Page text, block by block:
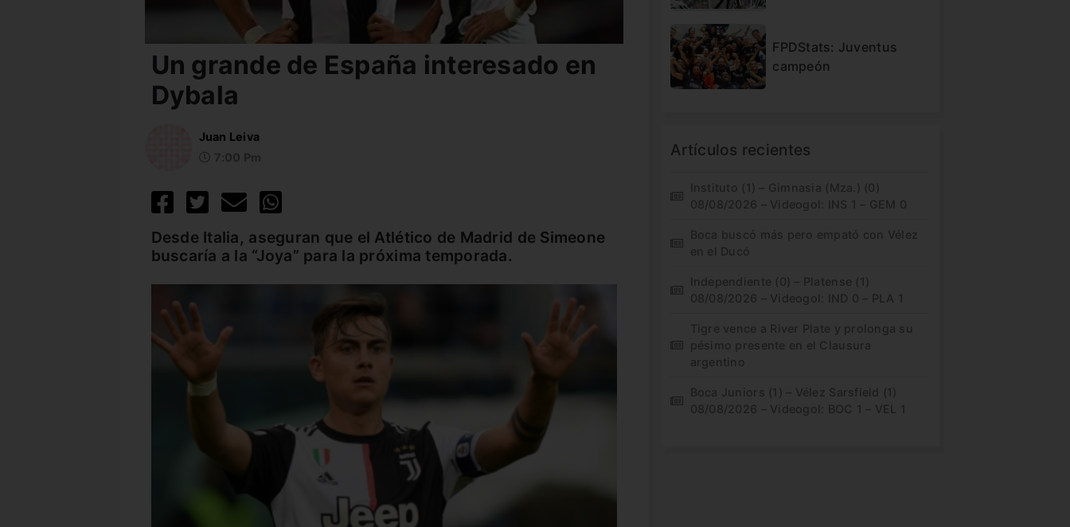
Un grande de España interesado en
Dybala
Juan Leiva
Desde Italia, aseguran que el Atlético de Madrid de Simeone
buscaría a la “Joya” para la próxima temporada.
FPDStats: Juventus
campeón
Artículos recientes
Instituto (1) – Gimnasia (Mza.) (0)
08/08/2026 – Videogol: INS 1 – GEM 0
Boca buscó más pero empató con Vélez
en el Ducó
Independiente (0) – Platense (1)
08/08/2026 – Videogol: IND 0 – PLA 1
Tigre vence a River Plate y prolonga su
pésimo presente en el Clausura
argentino
Boca Juniors (1) – Vélez Sarsfield (1)
08/08/2026 – Videogol: BOC 1 – VEL 1